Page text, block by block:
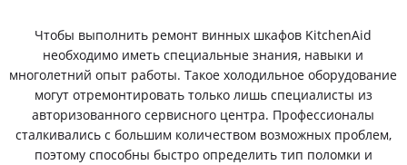
Чтобы выполнить ремонт винных шкафов KitchenAid
необходимо иметь специальные знания, навыки и
многолетний опыт работы. Такое холодильное оборудование
могут отремонтировать только лишь специалисты из
авторизованного сервисного центра. Профессионалы
сталкивались с большим количеством возможных проблем,
поэтому способны быстро определить тип поломки и